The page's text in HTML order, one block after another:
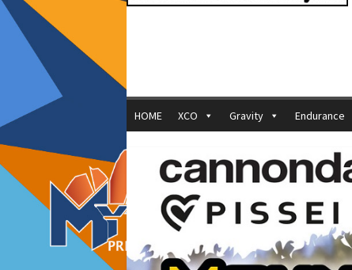
HOME XCO Gravity Endurance